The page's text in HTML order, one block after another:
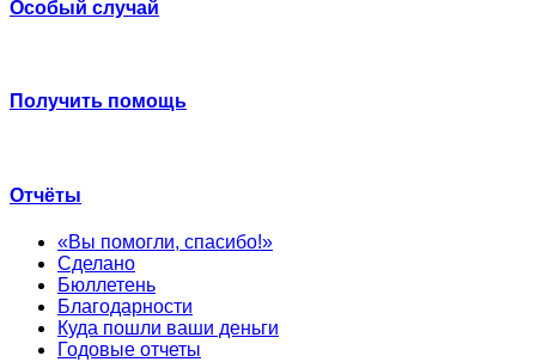
Особый случай
Получить помощь
Отчёты
«Вы помогли, спасибо!»
Сделано
Бюллетень
Благодарности
Куда пошли ваши деньги
Годовые отчеты